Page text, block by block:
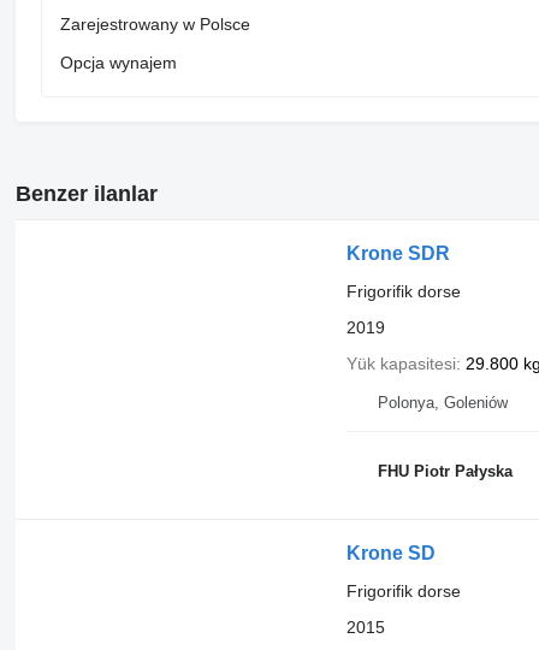
Zarejestrowany w Polsce
Opcja wynajem
Benzer ilanlar
Krone SDR
Frigorifik dorse
2019
Yük kapasitesi 29.800 kg
Polonya, Goleniów
FHU Piotr Pałyska
Krone SD
Frigorifik dorse
2015